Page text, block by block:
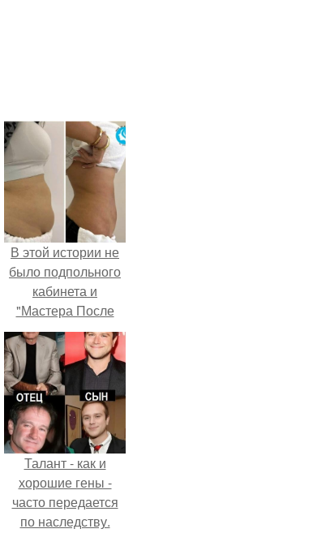
В этой истории не
было подпольного
кабинета и
"Мастера После
Двухнедельных
Курсов".
Талант - как и
хорошие гены -
часто передается
по наследству.